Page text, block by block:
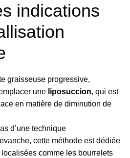
indications
graisseuse progressive,
une liposuccion, qui est
en matière de diminution de
d’une technique
cette méthode est dédiée
comme les bourrelets